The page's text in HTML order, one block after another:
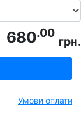
680.00
грн.
Умови оплати